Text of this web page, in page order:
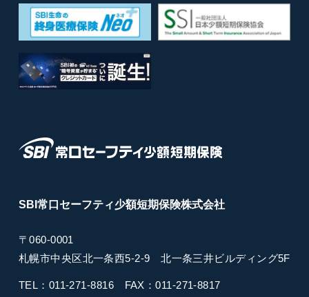
SBI常口セーフティ少額短期保険株式会社
〒060-0001
札幌市中央区北一条西5-2-9北一条三井ビルディング5F
TEL：011-271-8816 FAX：011-271-8817